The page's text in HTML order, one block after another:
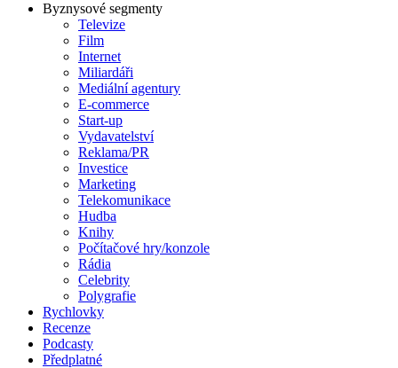
Byznysové segmenty
Televize
Film
Internet
Miliardáři
Mediální agentury
E-commerce
Start-up
Vydavatelství
Reklama/PR
Investice
Marketing
Telekomunikace
Hudba
Knihy
Počítačové hry/konzole
Rádia
Celebrity
Polygrafie
Rychlovky
Recenze
Podcasty
Předplatné